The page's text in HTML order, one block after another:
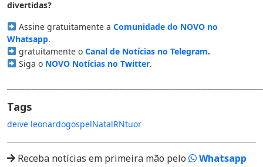
divertidas?
Assine gratuitamente a Comunidade do NOVO no
Whatsapp.
gratuitamente o Canal de Notícias no Telegram.
Siga o NOVO Notícias no Twitter.
Tags
deive leonardogospelNatalRNtuor
Receba notícias em primeira mão pelo
Whatsapp